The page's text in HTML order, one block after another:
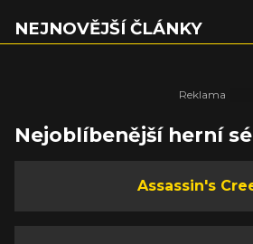
NEJNOVĚJŠÍ ČLÁNKY
Nejoblíbenější herní
Assassin's